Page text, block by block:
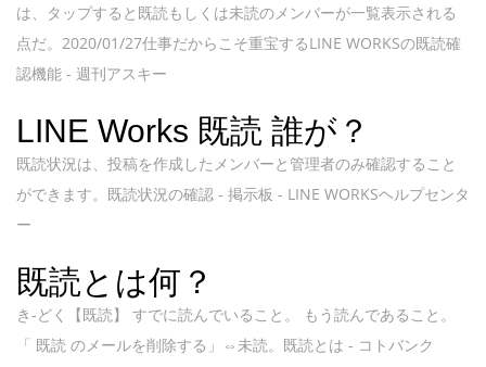
は、タップすると既読もしくは未読のメンバーが一覧表示される
点だ。2020/01/27仕事だからこそ重宝するLINE WORKSの既読確
認機能 - 週刊アスキー
LINE Works 既読 誰が？
既読状況は、投稿を作成したメンバーと管理者のみ確認すること
ができます。既読状況の確認 - 掲示板 - LINE WORKSヘルプセンタ
ー
既読とは何？
き‐どく【既読】 すでに読んでいること。 もう読んであること。
「 既読 のメールを削除する」⇔未読。既読とは - コトバンク